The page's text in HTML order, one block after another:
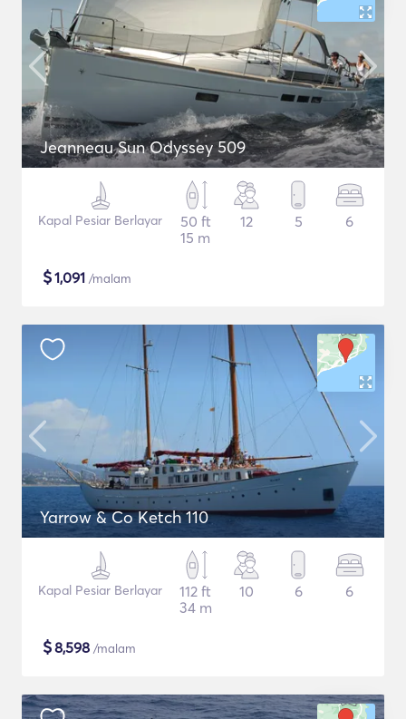
Jeanneau Sun Odyssey 509
Kapal Pesiar Berlayar
50 ft
15 m
12 5 6
$1,091 /malam
Yarrow & Co Ketch 110
Kapal Pesiar Berlayar
112 ft
34 m
10 6 6
$8,598 /malam